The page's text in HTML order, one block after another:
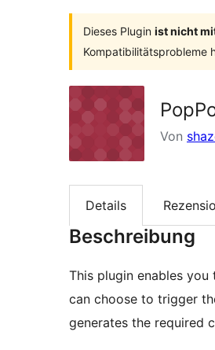
Dieses Plugin ist nicht
Kompatibilitätsprobleme
Von
Details
Beschreibung
This plugin enables
can choose to trigger
generates the required